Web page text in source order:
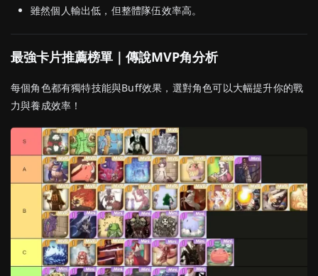
雖然個人輸出低， 但整體隊伍效率高。
最強卡片推薦榜單｜傳說MVP角分析
每個角色都有獨特技能與Buff效果， 選對角色可以大幅提升你的戰
力與養成效率！